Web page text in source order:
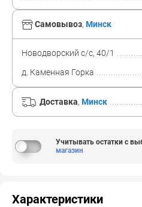
Самовывоз, Минск
Новодворский с/с, 40/1
д. Каменная Горка
Доставка, Минск
Учитывать остатки с
магазин
Характеристики